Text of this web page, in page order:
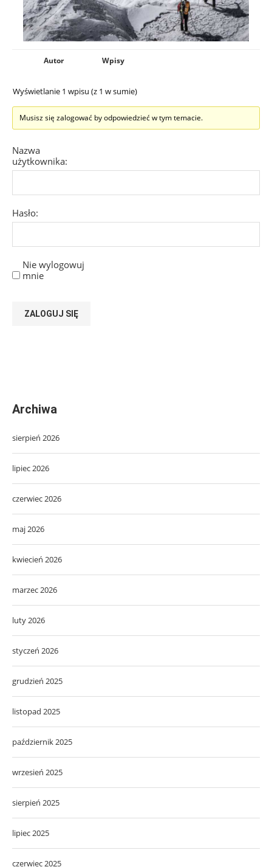
Autor Wpisy
Wyświetlanie 1 wpisu (z 1 w sumie)
Musisz się zalogować by odpowiedzieć w tym temacie.
Nazwa
użytkownika:
Hasło:
Nie wylogowuj
mnie
ZALOGUJ SIĘ
Archiwa
sierpień 2026
lipiec 2026
czerwiec 2026
maj 2026
kwiecień 2026
marzec 2026
luty 2026
styczeń 2026
grudzień 2025
listopad 2025
październik 2025
wrzesień 2025
sierpień 2025
lipiec 2025
czerwiec 2025